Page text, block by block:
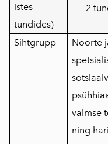
istes
tundides)
2
Sihtgrupp
Noorte
vaimse
ning